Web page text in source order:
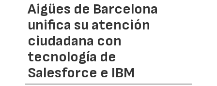
Aigües de Barcelona
unifica su atención
ciudadana con
tecnología de
Salesforce e IBM